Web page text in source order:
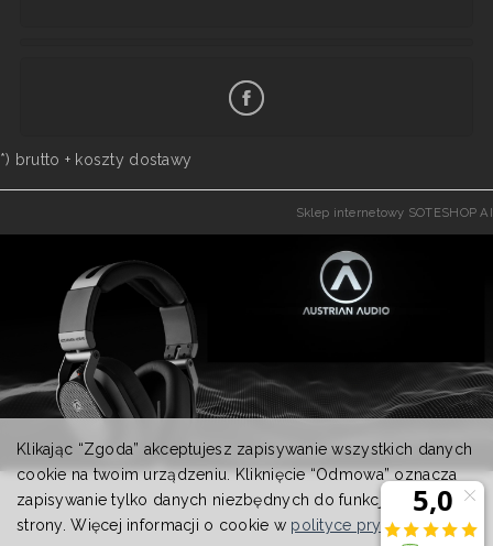
*) brutto + koszty dostawy
Sklep internetowy SOTESHOP AI
Klikając “Zgoda” akceptujesz zapisywanie wszystkich danych
cookie na twoim urządzeniu. Kliknięcie “Odmowa” oznacza
zapisywanie tylko danych niezbędnych do funkcjonowania
strony. Więcej informacji o cookie w polityce prywatności.